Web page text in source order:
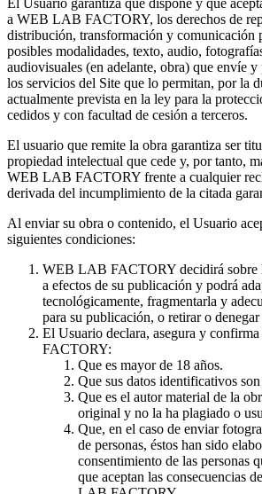
El Usuario garantiza que dispone y que
a WEB LAB FACTORY, los derechos de
distribución, transformación y comunicación
posibles modalidades, texto, audio,
audiovisuales (en adelante, obra) que envíe
los servicios del Site que lo permitan, por la
actualmente prevista en la ley para la
cedidos y con facultad de cesión a terceros.
El usuario que remite la obra garantiza ser
propiedad intelectual que cede y, por tanto,
WEB LAB FACTORY frente a cualquier
derivada del incumplimiento de la citada
Al enviar su obra o contenido, el Usuario
siguientes condiciones:
WEB LAB FACTORY decidirá sobre
a efectos de su publicación y podrá
tecnológicamente, fragmentarla y
para su publicación, o retirar o
El Usuario declara, asegura y
FACTORY:
Que es mayor de 18 años.
Que sus datos identificativos
Que es el autor material de la
original y no la ha plagiado o
Que, en el caso de enviar
de personas, éstos han sido
consentimiento de las personas
que aceptan las consecuencias